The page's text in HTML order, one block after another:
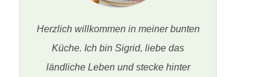
Herzlich willkommen in meiner bunten
Küche. Ich bin Sigrid, liebe das
ländliche Leben und stecke hinter